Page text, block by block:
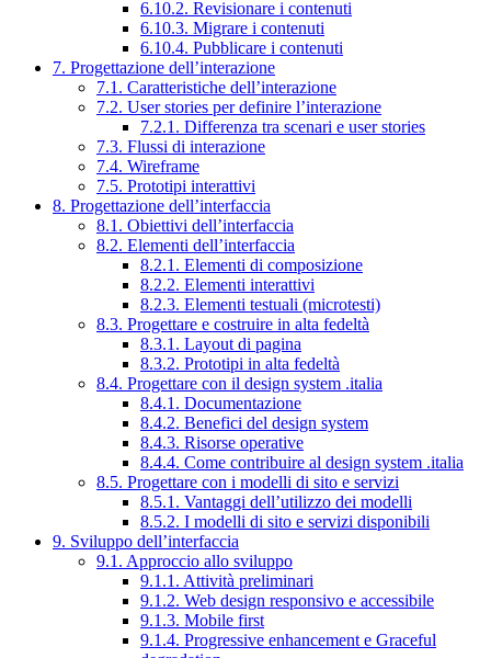
6.10.2. Revisionare i contenuti
6.10.3. Migrare i contenuti
6.10.4. Pubblicare i contenuti
7. Progettazione dell’interazione
7.1. Caratteristiche dell’interazione
7.2. User stories per definire l’interazione
7.2.1. Differenza tra scenari e user stories
7.3. Flussi di interazione
7.4. Wireframe
7.5. Prototipi interattivi
8. Progettazione dell’interfaccia
8.1. Obiettivi dell’interfaccia
8.2. Elementi dell’interfaccia
8.2.1. Elementi di composizione
8.2.2. Elementi interattivi
8.2.3. Elementi testuali (microtesti)
8.3. Progettare e costruire in alta fedeltà
8.3.1. Layout di pagina
8.3.2. Prototipi in alta fedeltà
8.4. Progettare con il design system .italia
8.4.1. Documentazione
8.4.2. Benefici del design system
8.4.3. Risorse operative
8.4.4. Come contribuire al design system .italia
8.5. Progettare con i modelli di sito e servizi
8.5.1. Vantaggi dell’utilizzo dei modelli
8.5.2. I modelli di sito e servizi disponibili
9. Sviluppo dell’interfaccia
9.1. Approccio allo sviluppo
9.1.1. Attività preliminari
9.1.2. Web design responsivo e accessibile
9.1.3. Mobile first
9.1.4. Progressive enhancement e Graceful